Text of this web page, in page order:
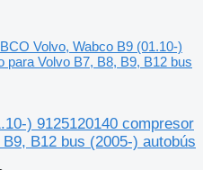
Volvo, Wabco B9 (01.10-)
para Volvo B7, B8, B9, B12 bus
) 9125120140 compresor
B12 bus (2005-) autobús